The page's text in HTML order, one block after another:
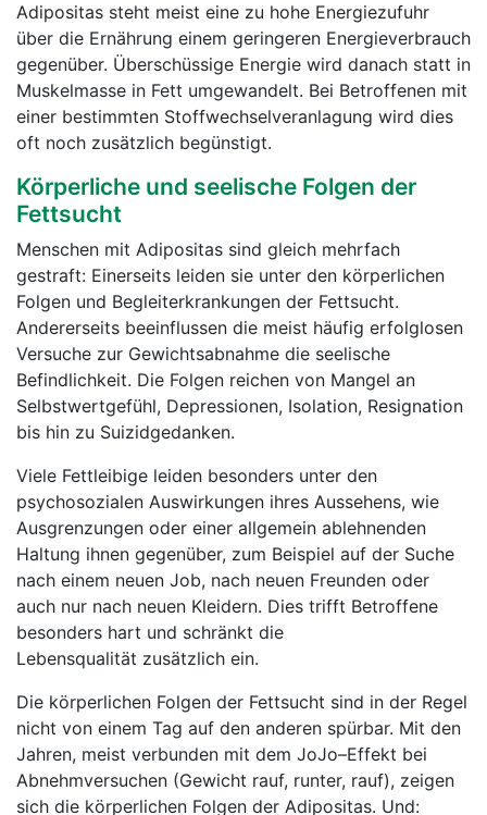
Adipositas steht meist eine zu hohe Energiezufuhr
über die Ernährung einem geringeren Energieverbrauch
gegenüber. Überschüssige Energie wird danach statt in
Muskelmasse in Fett umgewandelt. Bei Betroffenen mit
einer bestimmten Stoffwechselveranlagung wird dies
oft noch zusätzlich begünstigt.
Körperliche und seelische Folgen der
Fettsucht
Menschen mit Adipositas sind gleich mehrfach
gestraft: Einerseits leiden sie unter den körperlichen
Folgen und Begleiterkrankungen der Fettsucht.
Andererseits beeinflussen die meist häufig erfolglosen
Versuche zur Gewichtsabnahme die seelische
Befindlichkeit. Die Folgen reichen von Mangel an
Selbstwertgefühl, Depressionen, Isolation, Resignation
bis hin zu Suizidgedanken.
Viele Fettleibige leiden besonders unter den
psychosozialen Auswirkungen ihres Aussehens, wie
Ausgrenzungen oder einer allgemein ablehnenden
Haltung ihnen gegenüber, zum Beispiel auf der Suche
nach einem neuen Job, nach neuen Freunden oder
auch nur nach neuen Kleidern. Dies trifft Betroffene
besonders hart und schränkt die
Lebensqualität zusätzlich ein.
Die körperlichen Folgen der Fettsucht sind in der Regel
nicht von einem Tag auf den anderen spürbar. Mit den
Jahren, meist verbunden mit dem JoJo–Effekt bei
Abnehmversuchen (Gewicht rauf, runter, rauf), zeigen
sich die körperlichen Folgen der Adipositas. Und: